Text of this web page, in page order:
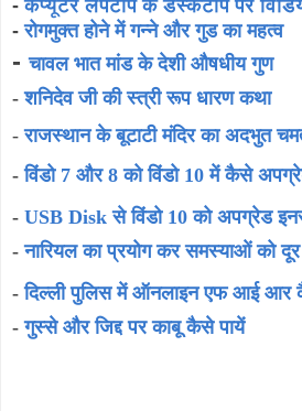
-कंप्यूटर लैपटॉप के डेस्कटॉप पर
-रोगमुक्त होने में गन्ने और गुड का महत्व
-चावल भात मांड के देशी औषधीय गुण
-शनिदेव जी की स्त्री रूप धारण कथा
- राजस्थान के बूटाटी मंदिर का अदभुत
-विंडो 7 और 8 को विंडो 10 में कैसे
- USB Disk से विंडो 10 को अपग्रेड
-नारियल का प्रयोग कर समस्याओं को
-दिल्ली पुलिस में ऑनलाइन एफ आई आर
-गुस्से और जिद्द पर काबू कैसे पायें